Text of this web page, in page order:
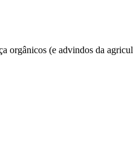
orgânicos (e advindos da